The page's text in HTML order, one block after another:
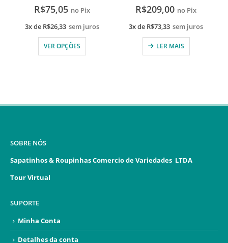
R$75,05 no Pix
3x de R$26,33 sem juros
VER OPÇÕES
R$209,00 no Pix
3x de R$73,33 sem juros
LER MAIS
SOBRE NÓS
Sapatinhos & Roupinhas Comercio de Variedades LTDA
Tour Virtual
SUPORTE
Minha Conta
Detalhes da conta